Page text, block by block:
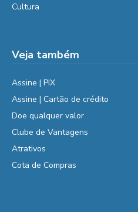
Cultura
Veja também
Assine | PIX
Assine | Cartão de crédito
Doe qualquer valor
Clube de Vantagens
Atrativos
Cota de Compras